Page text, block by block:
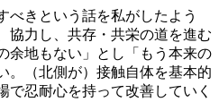
べきという話を私がしたよう
協力し、共存・共栄の道を進む
余地もない」とし「もう本来の
。（北側が）接触自体を基本的
で忍耐心を持って改善していく